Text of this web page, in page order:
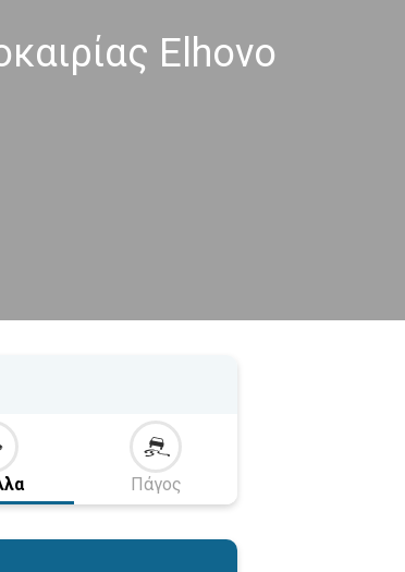
Elhovo
Πάγος